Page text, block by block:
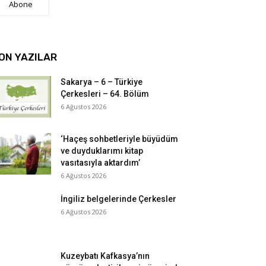
Abone
YAZILAR
Sakarya – 6 – Türkiye
Çerkesleri – 64. Bölüm
6 Ağustos 2026
‘Haçeş sohbetleriyle büyüdüm
ve duyduklarımı kitap
vasıtasıyla aktardım’
6 Ağustos 2026
İngiliz belgelerinde Çerkesler
6 Ağustos 2026
Kuzeybatı Kafkasya’nın